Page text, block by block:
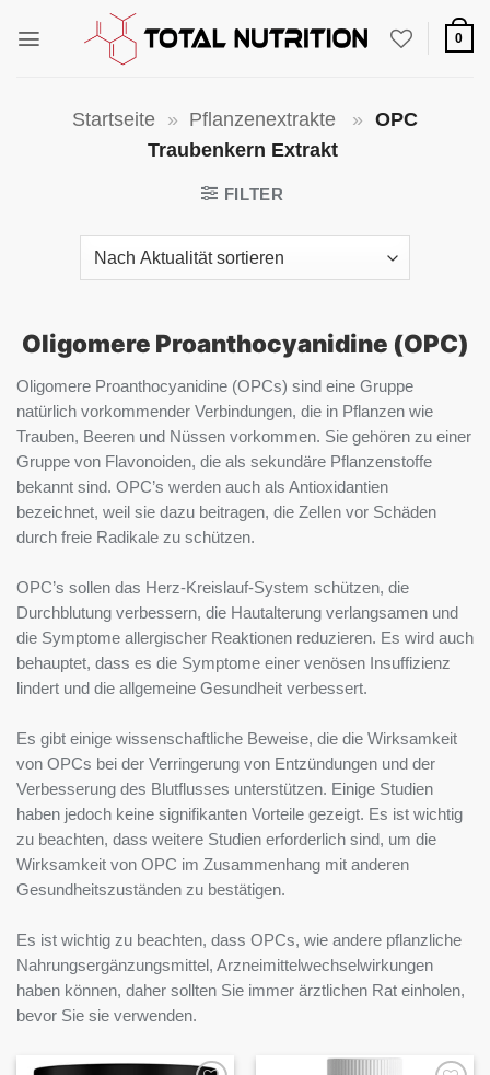
Inhalt
0
Startseite » Pflanzenextrakte » OPC
Traubenkern Extrakt
FILTER
Oligomere Proanthocyanidine (OPC)
Oligomere Proanthocyanidine (OPCs) sind eine Gruppe
natürlich vorkommender Verbindungen, die in Pflanzen wie
Trauben, Beeren und Nüssen vorkommen. Sie gehören zu einer
Gruppe von Flavonoiden, die als sekundäre Pflanzenstoffe
bekannt sind. OPC’s werden auch als Antioxidantien
bezeichnet, weil sie dazu beitragen, die Zellen vor Schäden
durch freie Radikale zu schützen.
OPC’s sollen das Herz-Kreislauf-System schützen, die
Durchblutung verbessern, die Hautalterung verlangsamen und
die Symptome allergischer Reaktionen reduzieren. Es wird auch
behauptet, dass es die Symptome einer venösen Insuffizienz
lindert und die allgemeine Gesundheit verbessert.
Es gibt einige wissenschaftliche Beweise, die die Wirksamkeit
von OPCs bei der Verringerung von Entzündungen und der
Verbesserung des Blutflusses unterstützen. Einige Studien
haben jedoch keine signifikanten Vorteile gezeigt. Es ist wichtig
zu beachten, dass weitere Studien erforderlich sind, um die
Wirksamkeit von OPC im Zusammenhang mit anderen
Gesundheitszuständen zu bestätigen.
Es ist wichtig zu beachten, dass OPCs, wie andere pflanzliche
Nahrungsergänzungsmittel, Arzneimittelwechselwirkungen
haben können, daher sollten Sie immer ärztlichen Rat einholen,
bevor Sie sie verwenden.